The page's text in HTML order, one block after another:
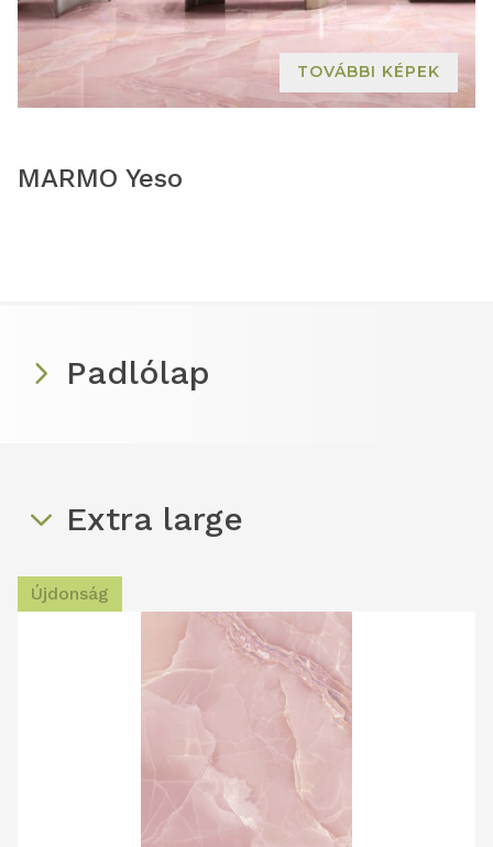
TOVÁBBI KÉPEK
MARMO Yeso
Padlólap
Extra large
Újdonság